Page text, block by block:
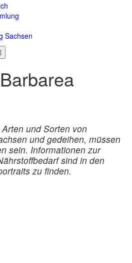
Sachsen
und Sorten von
und gedeihen, müssen
sein. Informationen zur
sind in den
zu finden.